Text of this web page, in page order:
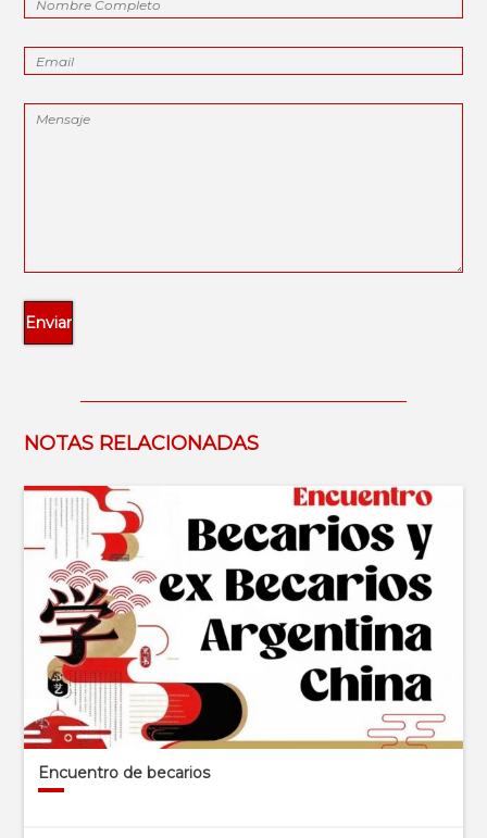
NOTAS RELACIONADAS
Encuentro de becarios